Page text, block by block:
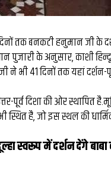
दिनों तक बनकटी हनुमान जी के
पुजारी के अनुसार, काशी हिन्दू
भी 41 दिनों तक यहां दर्शन-
पूर्व दिशा की ओर स्थापित
है, जो इस स्थल की
स्वरूप में दर्शन देंगे